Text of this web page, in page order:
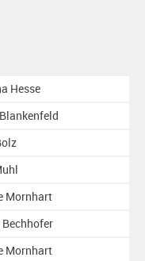
Hesse
Mornhart
Mornhart